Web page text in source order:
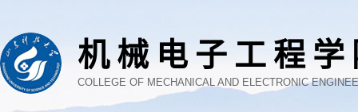
机械电子工程
COLLEGE OF MECHANICAL AND ELECTRONIC